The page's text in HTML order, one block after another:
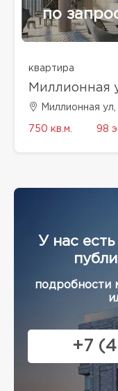
по
квартира
Миллионная
Миллионная ул,
750 кв.м. 98
У нас
подробности
+7